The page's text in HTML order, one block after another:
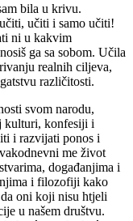
bila u krivu.
učiti i samo učiti!
ni u kakvim
ga sa sobom. Učila
realnih ciljeva,
različitosti.
svom narodu,
kulturi, konfesiji i
i razvijati ponos i
me život
događanjima i
i filozofiji kako
oni koji nisu htjeli
u našem društvu.